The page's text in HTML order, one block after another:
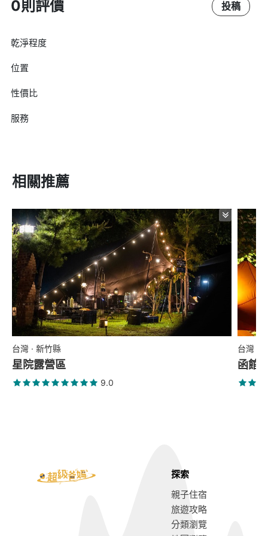
0則評價 投稿
乾淨程度
位置
性價比
服務
相關推薦
台灣 · 新竹縣
星院露營區
9.0
台灣 ·
函館
探索
親子住宿
旅遊攻略
分類瀏覽